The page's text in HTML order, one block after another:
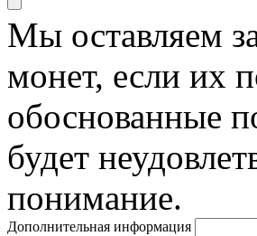
Мы оставляем
монет, если их
обоснованные
будет
понимание.
Дополнительная информация